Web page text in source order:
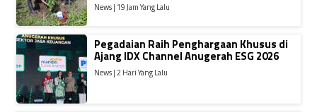
News | 19 Jam Yang Lalu
Pegadaian Raih Penghargaan Khusus di
Ajang IDX Channel Anugerah ESG 2026
News | 2 Hari Yang Lalu